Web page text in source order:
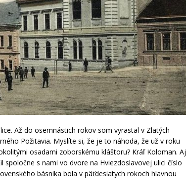
Až do osemnástich rokov som vyrastal v Zlatých
Požitavia. Myslíte si, že je to náhoda, že už v roku
osadami zoborskému kláštoru? Kráľ Koloman. Aj
s nami vo dvore na Hviezdoslavovej ulici číslo
básnika bola v päťdesiatych rokoch hlavnou